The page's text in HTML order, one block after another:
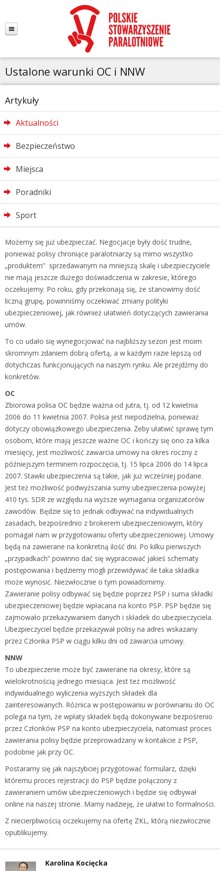
Ustalone warunki OC i NNW
Artykuły
Aktualności
Bezpieczeństwo
Miejsca
Poradniki
Sport
Możemy się już ubezpieczać. Negocjacje były dość trudne,
ponieważ polisy chroniące paralotniarzy są mimo wszystko
„produktem” sprzedawanym na mniejszą skalę i ubezpieczyciele
nie mają jeszcze dużego doświadczenia w zakresie, którego
oczekujemy. Po roku, gdy przekonają się, że stanowimy dość
liczną grupę, powinniśmy oczekiwać zmiany polityki
ubezpieczeniowej, jak również ułatwień dotyczących zawierania
umów.
To co udało się wynegocjować na najbliższy sezon jest moim
skromnym zdaniem dobrą ofertą, a w każdym razie lepszą od
dotychczas funkcjonujących na naszym rynku. Ale przejdźmy do
konkretów.
OC
Zbiorowa polisa OC będzie ważna od jutra, tj. od 12 kwietnia
2006 do 11 kwietnia 2007. Polisa jest niepodzielna, ponieważ
dotyczy obowiązkowego ubezpieczenia. Żeby ułatwić sprawę tym
osobom, które mają jeszcze ważne OC i kończy się ono za kilka
miesięcy, jest możliwość zawarcia umowy na okres roczny z
późniejszym terminem rozpoczęcia, tj. 15 lipca 2006 do 14 lipca
2007. Stawki ubezpieczenia są takie, jak już wcześniej podane.
Jest też możliwość podwyższania sumy ubezpieczenia powyżej
410 tys. SDR ze względu na wyższe wymagania organizatorów
zawodów. Będzie się to jednak odbywać na indywidualnych
zasadach, bezpośrednio z brokerem ubezpieczeniowym, który
pomagał nam w przygotowaniu oferty ubezpieczeniowej. Umowy
będą na zawierane na konkretną ilość dni. Po kilku pierwszych
„przypadkach” powinno dać się wypracować jakieś schematy
postępowania i będziemy mogli przewidywać ile taka składka
może wynosić. Niezwłocznie o tym powiadomimy.
Zawieranie polisy odbywać się będzie poprzez PSP i suma składki
ubezpieczeniowej będzie wpłacana na konto PSP. PSP będzie się
zajmowało przekazywaniem danych i składek do ubezpieczyciela.
Ubezpieczyciel będzie przekazywał polisy na adres wskazany
przez Członka PSP w ciągu kilku dni od zawarcia umowy.
NNW
To ubezpieczenie może być zawierane na okresy, które są
wielokrotnością jednego miesiąca. Jest też możliwość
indywidualnego wyliczenia wyższych składek dla
zainteresowanych. Różnica w postępowaniu w porównaniu do OC
polega na tym, że wpłaty składek będą dokonywane bezpośrenio
przez Członków PSP na konto ubezpieczyciela, natomiast proces
zawierania polisy będzie przeprowadzany w kontakcie z PSP,
podobnie jak przy OC.
Postaramy się jak najszybciej przygotować formularz, dzięki
któremu proces rejestracji do PSP będzie połączony z
zawieraniem umów ubezpieczeniowych i będzie się odbywał
online na naszej stronie. Mamy nadzieję, że ułatwi to formalności.
Z niecierpliwością oczekujemy na ofertę ZKL, którą niezwłocznie
opublikujemy.
Karolina Kocięcka